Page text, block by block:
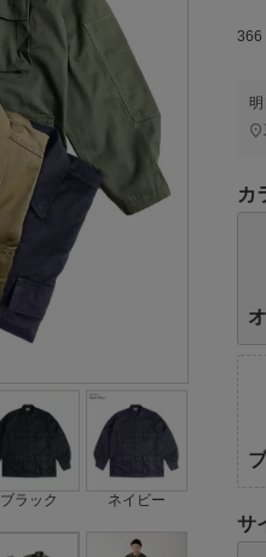
ブラック ネイビー
366
明
カ
サ